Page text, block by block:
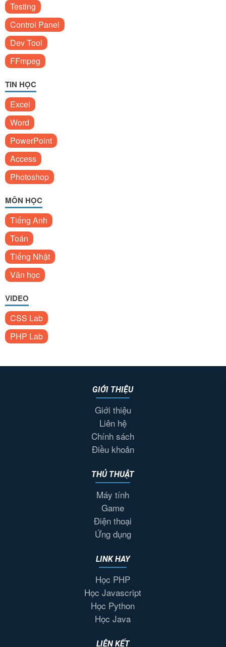
Testing
Control Panel
Dev Tool
FFmpeg
TIN HỌC
Excel
Word
PowerPoint
Access
Photoshop
MÔN HỌC
Tiếng Anh
Toán
Tiếng Nhật
Văn học
VIDEO
CSS Lab
PHP Lab
GIỚI THIỆU
Giới thiệu
Liên hệ
Chính sách
Điều khoản
THỦ THUẬT
Máy tính
Game
Điện thoại
Ứng dụng
LINK HAY
Học PHP
Học Javascript
Học Python
Học Java
LIÊN KẾT